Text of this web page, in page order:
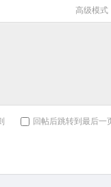
高级模式
回帖后跳转到最后一